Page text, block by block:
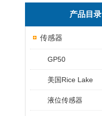
产品目录
传感器
GP50
美国Rice Lake
液位传感器